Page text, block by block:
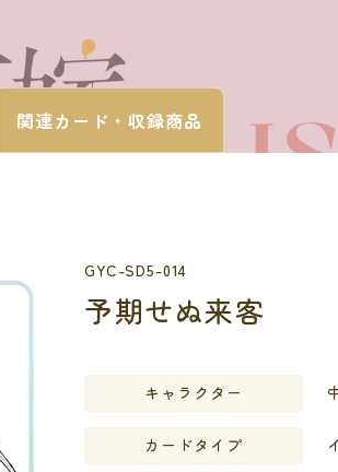
関連カード・ 収録商品
GYC-SD5-014
予期せぬ来客
キャラクター
カードタイプ